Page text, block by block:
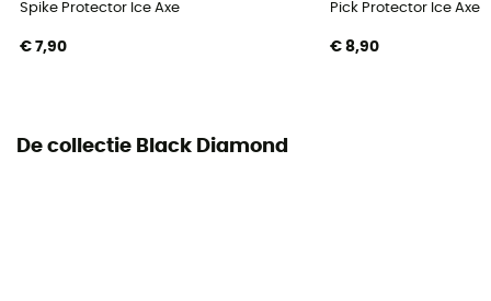
Spike Protector Ice Axe
€ 7,90
Pick Protector Ice Axe
€ 8,90
De collectie Black Diamond